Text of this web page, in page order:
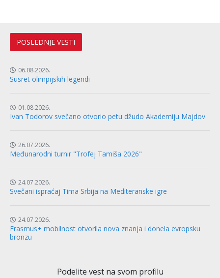
POSLEDNJE VESTI
06.08.2026.
Susret olimpijskih legendi
01.08.2026.
Ivan Todorov svečano otvorio petu džudo Akademiju Majdov
26.07.2026.
Međunarodni turnir "Trofej Tamiša 2026"
24.07.2026.
Svečani ispraćaj Tima Srbija na Mediteranske igre
24.07.2026.
Erasmus+ mobilnost otvorila nova znanja i donela evropsku
bronzu
Podelite vest na svom profilu